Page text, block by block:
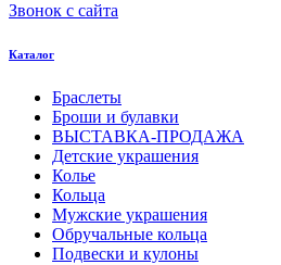
Звонок с сайта
Каталог
Браслеты
Броши и булавки
ВЫСТАВКА-ПРОДАЖА
Детские украшения
Колье
Кольца
Мужские украшения
Обручальные кольца
Подвески и кулоны